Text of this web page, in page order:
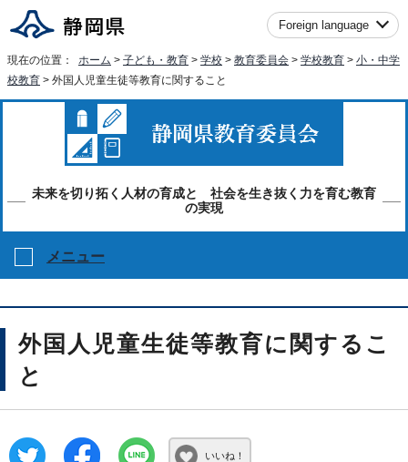
Foreign language
現在の位置： ホーム > 子ども・教育 > 学校 > 教育委員会 > 学校教育 > 小・中学
校教育 > 外国人児童生徒等教育に関すること
未来を切り拓く人材の育成と 社会を生き抜く力を育む教育
の実現
メニュー
外国人児童生徒等教育に関するこ
と
いいね！